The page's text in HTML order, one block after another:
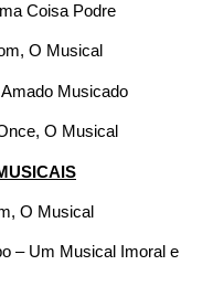
Coisa Podre
O Musical
Musicado
O Musical
O Musical
– Um Musical Imoral e